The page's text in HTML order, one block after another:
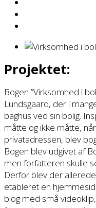
Projektet:
Bogen ”Virksomhed i
Lundsgaard, der i
baghus ved sin bolig.
måtte og ikke måtte,
privatadressen, blev
Bogen blev udgivet af
men forfatteren skulle
Derfor blev der
etableret en
blog med små